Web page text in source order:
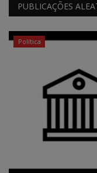
PUBLICAÇÕES
Política